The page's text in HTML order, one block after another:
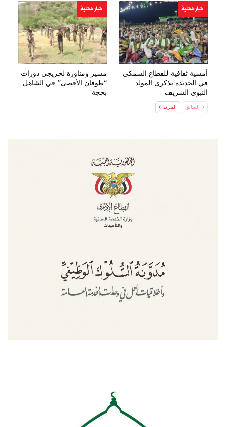
اخبار محلية
أمسية ثقافية للقطاع السمكي
في الحديدة بذكرى المولد
النبوي الشريف
اخبار محلية
مسير ومناورة لخريجي دورات
“طوفان الأقصى” في الشاهل
بحجة
السابق المزيد